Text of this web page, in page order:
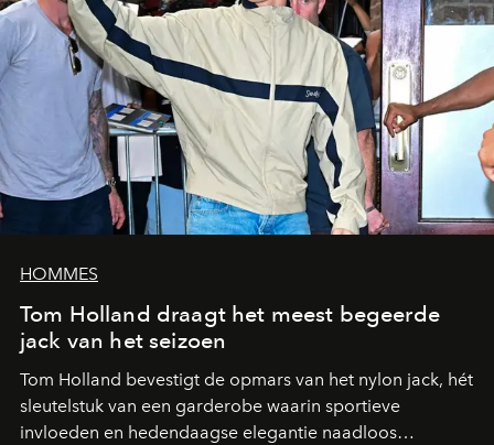
HOMMES
Tom Holland draagt het meest begeerde
jack van het seizoen
Tom Holland bevestigt de opmars van het nylon jack, hét
sleutelstuk van een garderobe waarin sportieve
invloeden en hedendaagse elegantie naadloos